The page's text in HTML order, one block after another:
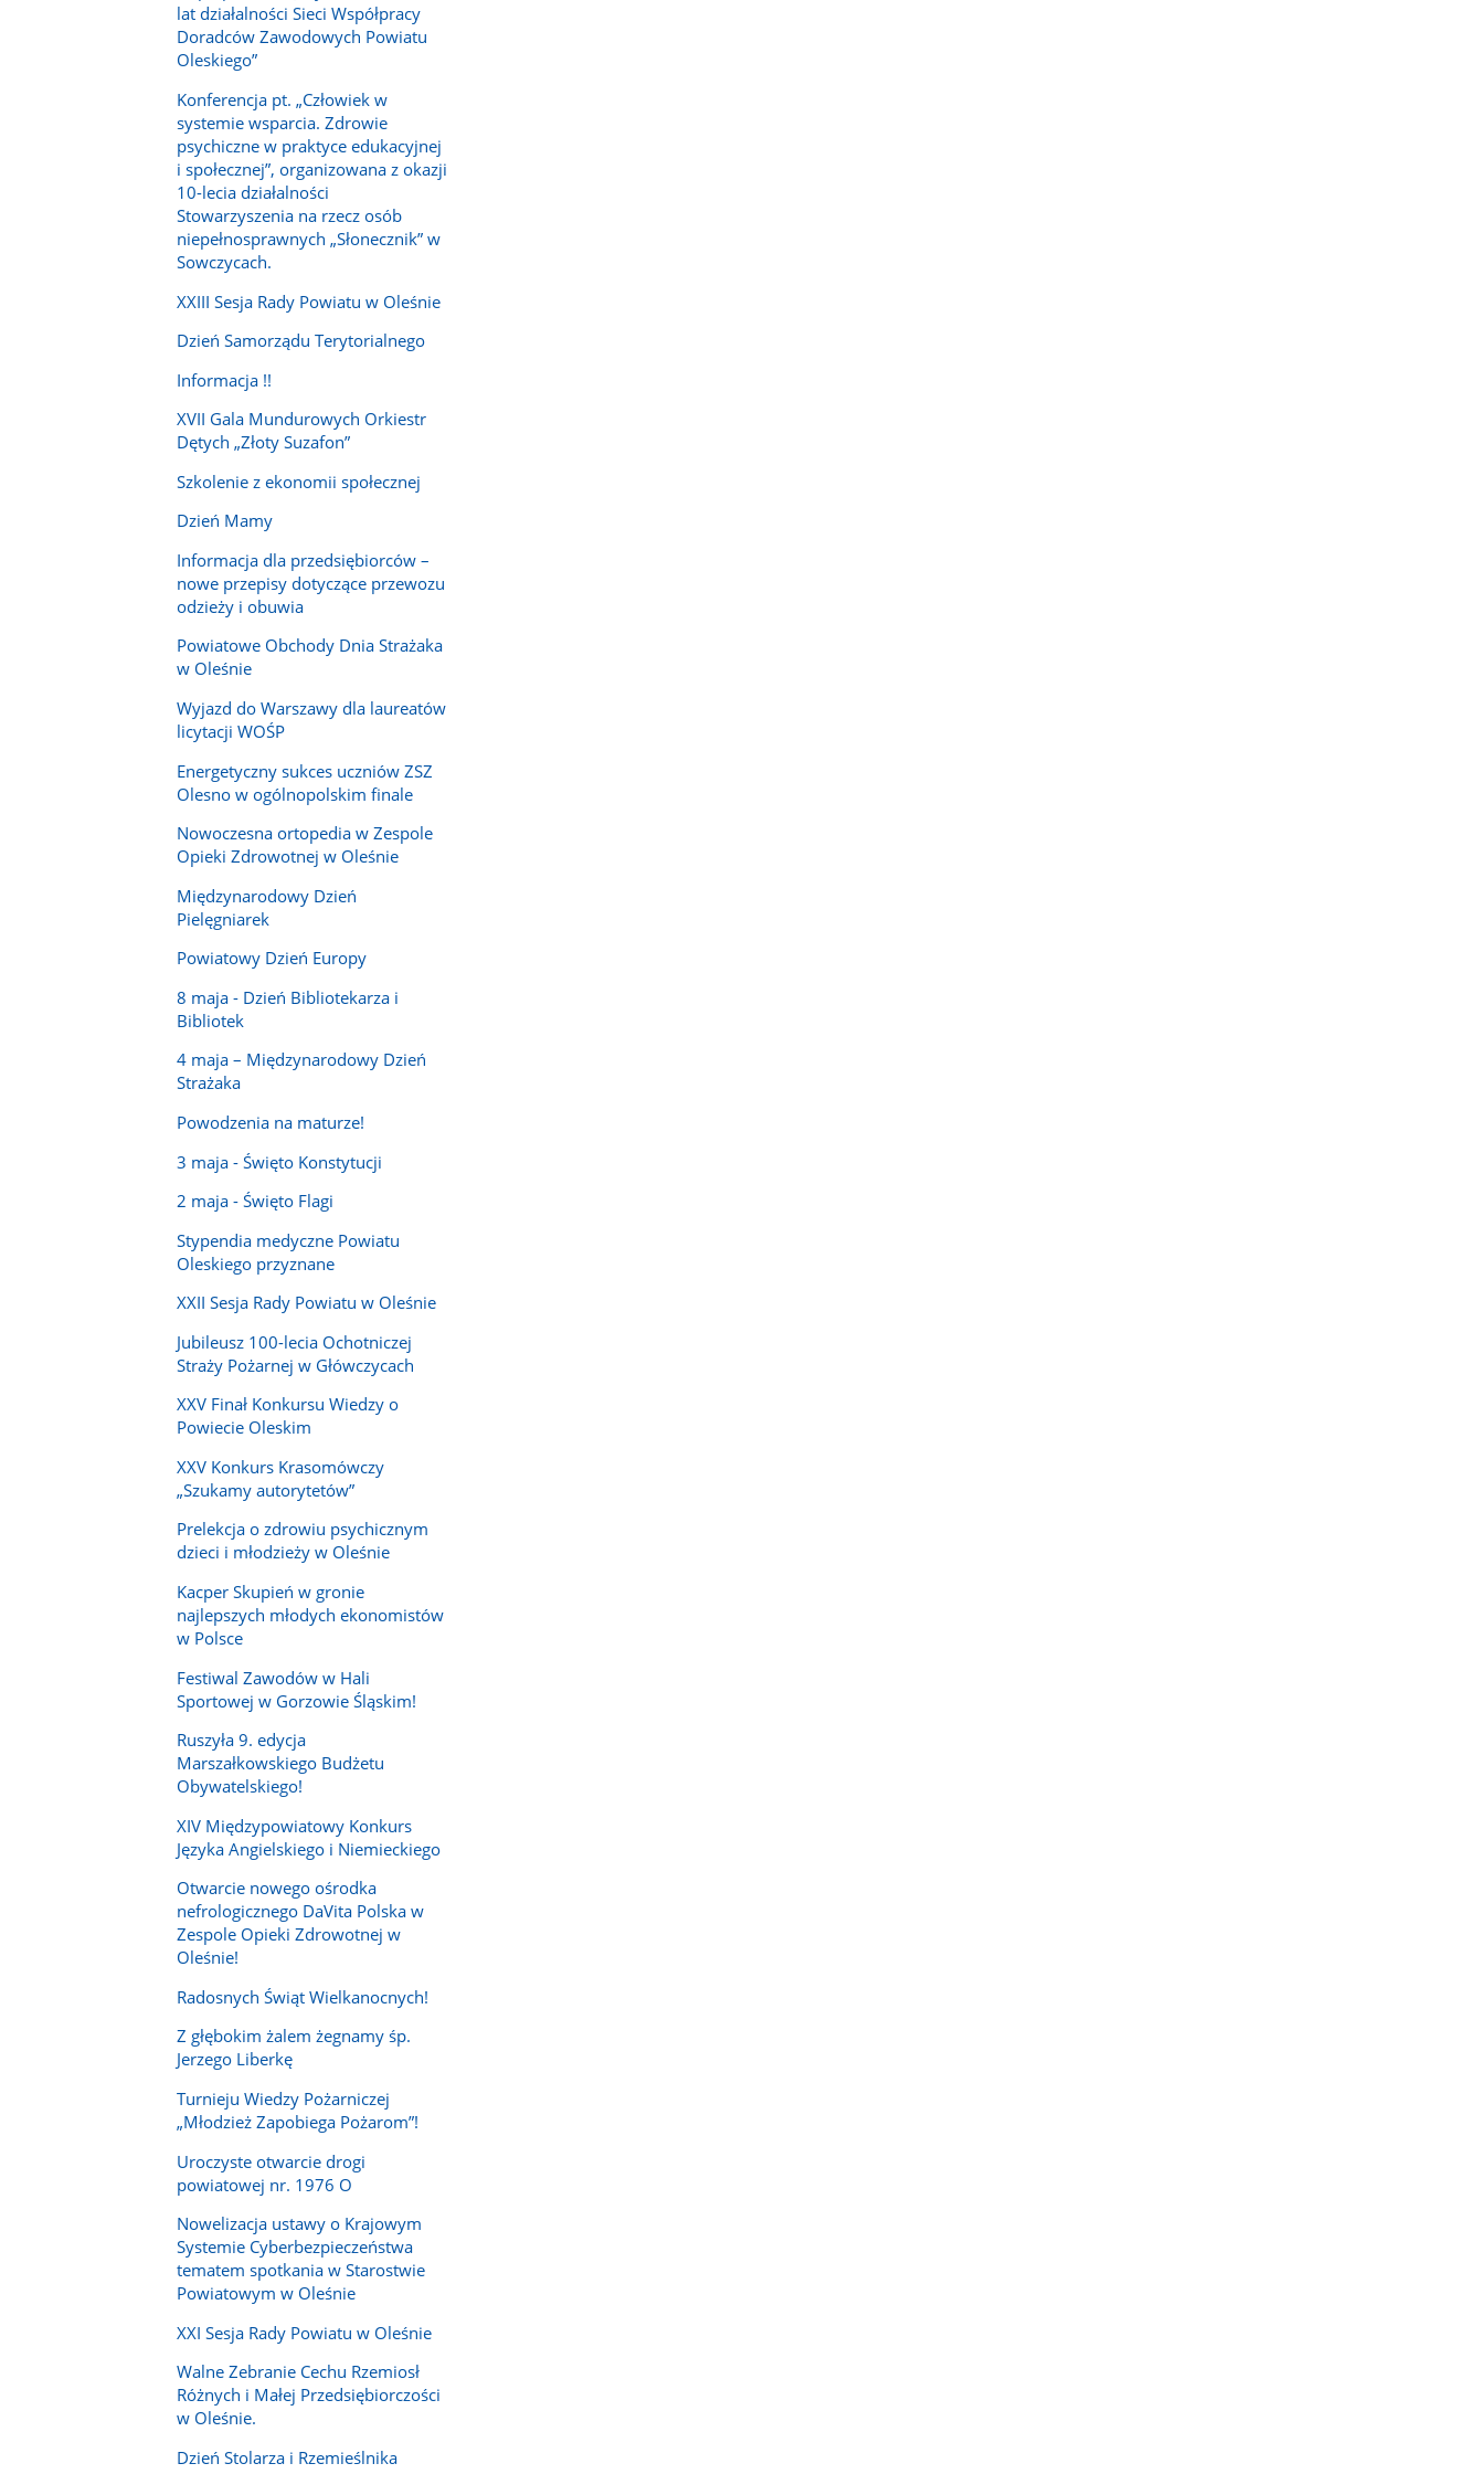
lat działalności Sieci Współpracy
Doradców Zawodowych Powiatu
Oleskiego”
Konferencja pt. „Człowiek w
systemie wsparcia. Zdrowie
psychiczne w praktyce edukacyjnej
i społecznej”, organizowana z okazji
10-lecia działalności
Stowarzyszenia na rzecz osób
niepełnosprawnych „Słonecznik” w
Sowczycach.
XXIII Sesja Rady Powiatu w Oleśnie
Dzień Samorządu Terytorialnego
Informacja !!
XVII Gala Mundurowych Orkiestr
Dętych „Złoty Suzafon”
Szkolenie z ekonomii społecznej
Dzień Mamy
Informacja dla przedsiębiorców –
nowe przepisy dotyczące przewozu
odzieży i obuwia
Powiatowe Obchody Dnia Strażaka
w Oleśnie
Wyjazd do Warszawy dla laureatów
licytacji WOŚP
Energetyczny sukces uczniów ZSZ
Olesno w ogólnopolskim finale
Nowoczesna ortopedia w Zespole
Opieki Zdrowotnej w Oleśnie
Międzynarodowy Dzień
Pielęgniarek
Powiatowy Dzień Europy
8 maja - Dzień Bibliotekarza i
Bibliotek
4 maja – Międzynarodowy Dzień
Strażaka
Powodzenia na maturze!
3 maja - Święto Konstytucji
2 maja - Święto Flagi
Stypendia medyczne Powiatu
Oleskiego przyznane
XXII Sesja Rady Powiatu w Oleśnie
Jubileusz 100-lecia Ochotniczej
Straży Pożarnej w Główczycach
XXV Finał Konkursu Wiedzy o
Powiecie Oleskim
XXV Konkurs Krasomówczy
„Szukamy autorytetów”
Prelekcja o zdrowiu psychicznym
dzieci i młodzieży w Oleśnie
Kacper Skupień w gronie
najlepszych młodych ekonomistów
w Polsce
Festiwal Zawodów w Hali
Sportowej w Gorzowie Śląskim!
Ruszyła 9. edycja
Marszałkowskiego Budżetu
Obywatelskiego!
XIV Międzypowiatowy Konkurs
Języka Angielskiego i Niemieckiego
Otwarcie nowego ośrodka
nefrologicznego DaVita Polska w
Zespole Opieki Zdrowotnej w
Oleśnie!
Radosnych Świąt Wielkanocnych!
Z głębokim żalem żegnamy śp.
Jerzego Liberkę
Turnieju Wiedzy Pożarniczej
„Młodzież Zapobiega Pożarom”!
Uroczyste otwarcie drogi
powiatowej nr. 1976 O
Nowelizacja ustawy o Krajowym
Systemie Cyberbezpieczeństwa
tematem spotkania w Starostwie
Powiatowym w Oleśnie
XXI Sesja Rady Powiatu w Oleśnie
Walne Zebranie Cechu Rzemiosł
Różnych i Małej Przedsiębiorczości
w Oleśnie.
Dzień Stolarza i Rzemieślnika